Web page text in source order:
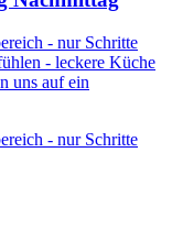
- nur Schritte
- leckere Küche
uns auf ein
- nur Schritte